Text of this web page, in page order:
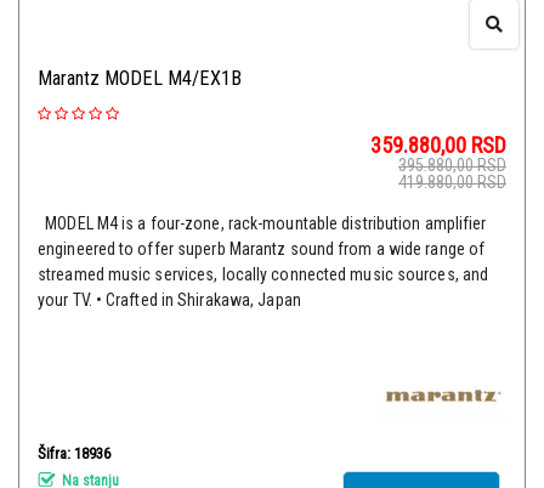
Marantz MODEL M4/EX1B
359.880,00 RSD
395.880,00RSD
419.880,00RSD
MODEL M4 is a four-zone, rack-mountable distribution amplifier
engineered to offer superb Marantz sound from a wide range of
streamed music services, locally connected music sources, and
your TV. • Crafted in Shirakawa, Japan
Šifra: 18936
Na stanju